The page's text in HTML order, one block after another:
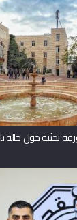
حول حالة